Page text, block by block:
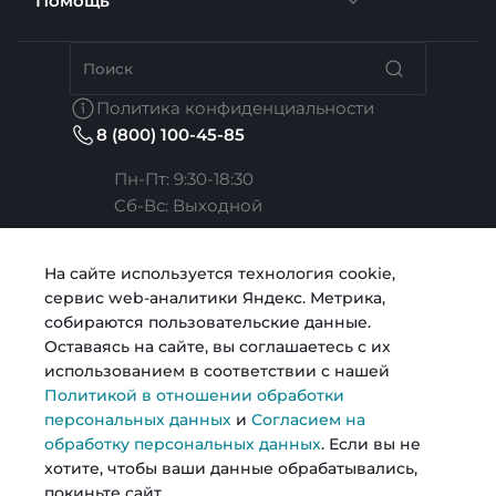
Вакансии
Карьера
Согласие на обработку персональных данных
Политика в отношении обработки персональных
данных
Автосервис
Строительство
Металлопрокат
Возможности
Политика конфиденциальности
8 (800) 100-45-85
Пн-Пт: 9:30-18:30
Cб-Вс: Выходной
© 2026 Kosmos, Все права защищены
На сайте используется технология cookie,
сервис web-аналитики Яндекс. Метрика,
собираются пользовательские данные.
Оставаясь на сайте, вы соглашаетесь с их
использованием в соответствии с нашей
Политикой в отношении обработки
персональных данных и Согласием на
обработку персональных данных. Если вы не
хотите, чтобы ваши данные обрабатывались,